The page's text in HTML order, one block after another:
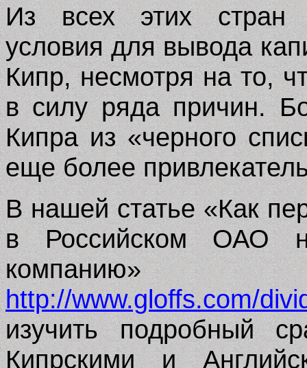
Из всех этих стран
условия для вывода
Кипр, несмотря на то,
в силу ряда причин.
Кипра из «черного
еще более
В нашей статье «Как
в Российском ОАО
http://www.gloffs.com/
изучить подробный
Кипрскими и